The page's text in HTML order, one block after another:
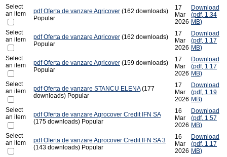
Select
an item
pdf Oferta de vanzare Agricover (162 downloads)
Popular
17
Mar
2026
Download
(pdf, 1.34
MB)
Select
an item
pdf Oferta de vanzare Agricover (162 downloads)
Popular
17
Mar
2026
Download
(pdf, 1.17
MB)
Select
an item
pdf Oferta de vanzare Agricover (159 downloads)
Popular
17
Mar
2026
Download
(pdf, 1.17
MB)
Select
an item
pdf Oferta de vanzare STANCU ELENA (177
downloads) Popular
17
Mar
2026
Download
(pdf, 1.19
MB)
Select
an item
pdf Oferta de vanzare Agrocover Credit IFN SA
(175 downloads) Popular
16
Mar
2026
Download
(pdf, 1.57
MB)
Select
an item
pdf Oferta de vanzare Agrocover Credit IFN SA 3
(143 downloads) Popular
16
Mar
2026
Download
(pdf, 1.17
MB)